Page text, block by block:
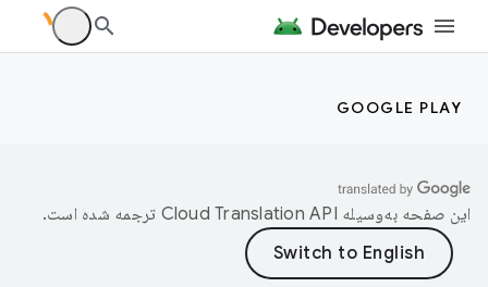
GOOGLE PLAY
این صفحه به‌وسیله ترجمه شده است.